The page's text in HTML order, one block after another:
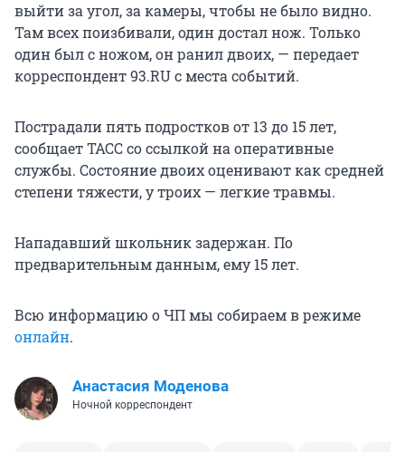
выйти за угол, за камеры, чтобы не было видно.
Там всех поизбивали, один достал нож. Только
один был с ножом, он ранил двоих, — передает
корреспондент 93.RU с места событий.
Пострадали пять подростков от 13 до 15 лет,
сообщает ТАСС со ссылкой на оперативные
службы. Состояние двоих оценивают как средней
степени тяжести, у троих — легкие травмы.
Нападавший школьник задержан. По
предварительным данным, ему 15 лет.
Всю информацию о ЧП мы собираем в режиме
онлайн.
Анастасия Моденова
Ночной корреспондент